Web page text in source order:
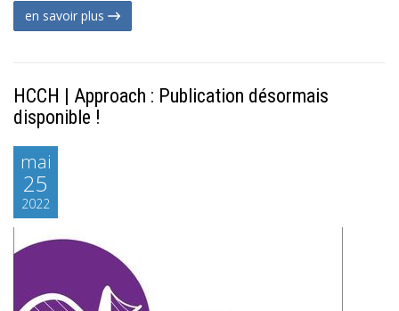
en savoir plus
HCCH | Approach : Publication désormais
disponible !
mai
25
2022